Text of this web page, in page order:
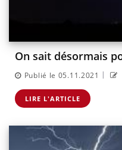
On sait désormais
Publié le 05.11.2021 |
LIRE L'ARTICLE